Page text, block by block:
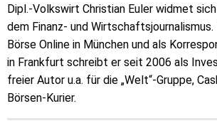
Dipl.-Volkswirt Christian Euler widmet
dem Finanz- und
Börse Online in München und als
in Frankfurt schreibt er seit 2006 als
freier Autor u.a. für die „Welt“-Gruppe,
Börsen-Kurier.